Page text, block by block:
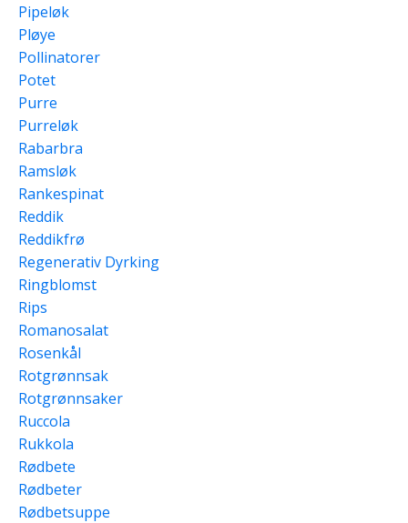
Pipeløk
Pløye
Pollinatorer
Potet
Purre
Purreløk
Rabarbra
Ramsløk
Rankespinat
Reddik
Reddikfrø
Regenerativ Dyrking
Ringblomst
Rips
Romanosalat
Rosenkål
Rotgrønnsak
Rotgrønnsaker
Ruccola
Rukkola
Rødbete
Rødbeter
Rødbetsuppe